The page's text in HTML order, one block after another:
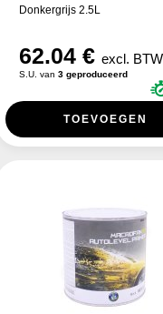
Donkergrijs 2.5L
62.04 €excl. BTW
S.U. van3 geproduceerd
TOEVOEGEN